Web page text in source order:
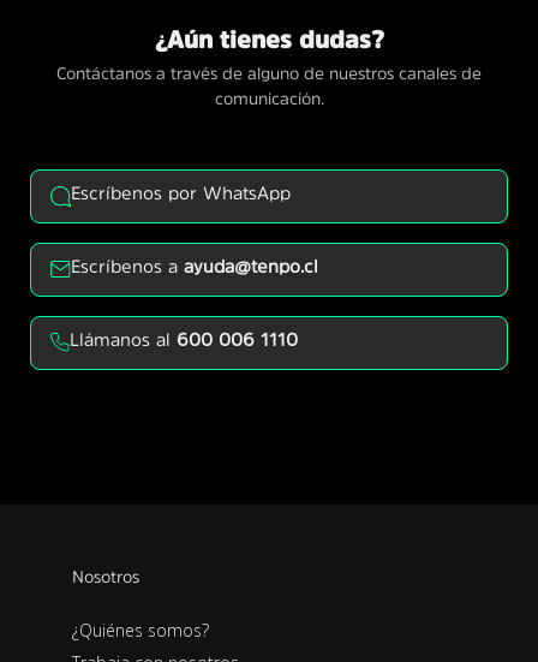
¿Aún tienes dudas?
Contáctanos a través de alguno de nuestros canales de
comunicación.
Escríbenos por WhatsApp
Escríbenos aayuda@tenpo.cl
Llámanos al 600 006 1110
Nosotros
¿Quiénes somos?